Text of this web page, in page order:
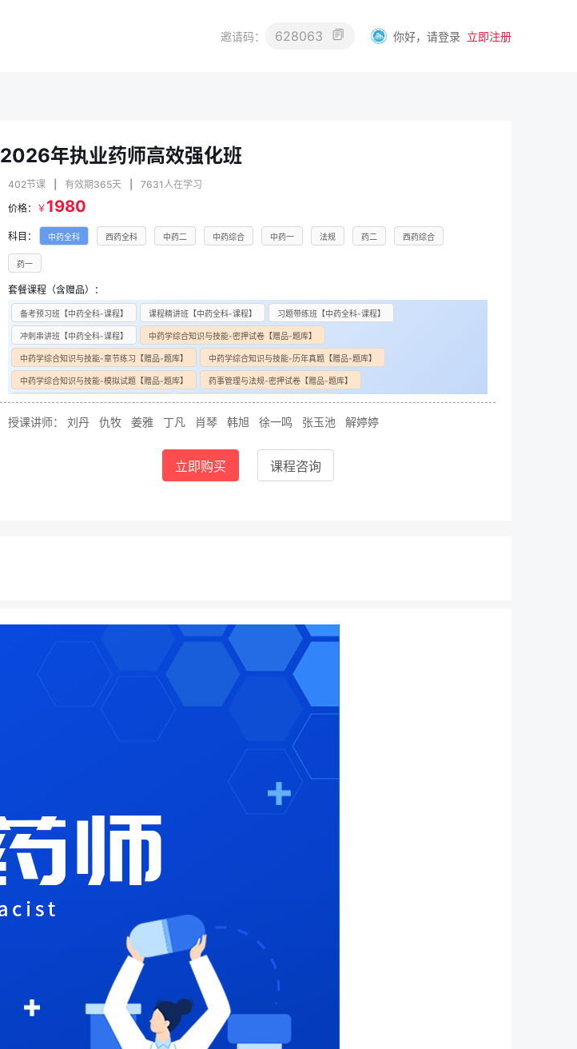
邀请码： 628063 你好，请登录 立即注册
2026年执业药师高效强化班
402节课 有效期365天
7631人在学习
价格：
￥ 1980
科目： 中药全科 西药全科 中药二 中药综合 中药一 法规 药二 西药综合
药一
套餐课程（含赠品）：
备考预习班【中药全科-课程】 课程精讲班【中药全科-课程】 习题带练班【中药全科-课程】
冲刺串讲班【中药全科-课程】 中药学综合知识与技能-密押试卷【赠品-题库】
中药学综合知识与技能-章节练习【赠品-题库】 中药学综合知识与技能-历年真题【赠品-题库】
中药学综合知识与技能-模拟试题【赠品-题库】 药事管理与法规-密押试卷【赠品-题库】
药事管理与法规-章节练习【赠品-题库】 药事管理与法规-历年真题【赠品-题库】
药事管理与法规-模拟试题【赠品-题库】 中药学专业知识（一）-密押试卷【赠品-题库】
中药学专业知识（一）-章节练习【赠品-题库】 中药学专业知识（一）-历年真题【赠品-题库】
中药学专业知识（一）-模拟试题【赠品-题库】 中药学专业知识（二）-密押试卷【赠品-题库】
授课讲师： 刘丹 仇牧 姜雅 丁凡 肖琴 韩旭 徐一鸣 张玉池 解婷婷
立即购买 课程咨询